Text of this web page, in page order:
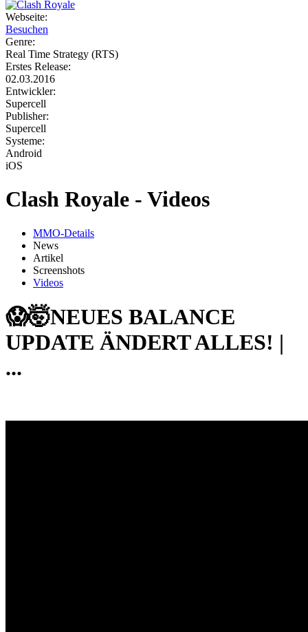
Webseite:
Besuchen
Genre:
Real Time Strategy (RTS)
Erstes Release:
02.03.2016
Entwickler:
Supercell
Publisher:
Supercell
Systeme:
Android
iOS
Clash Royale - Videos
MMO-Details
News
Artikel
Screenshots
Videos
😱🤯NEUES BALANCE
UPDATE ÄNDERT ALLES! |
...